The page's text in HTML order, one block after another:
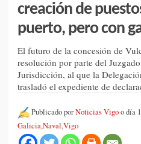
creación de
puerto, pero con
El futuro de la concesión de
resolución por parte del
Jurisdicción, al que la
trasladó el expediente de
Publicado porNoticias Vigoo día
Galicia,Naval,Vigo